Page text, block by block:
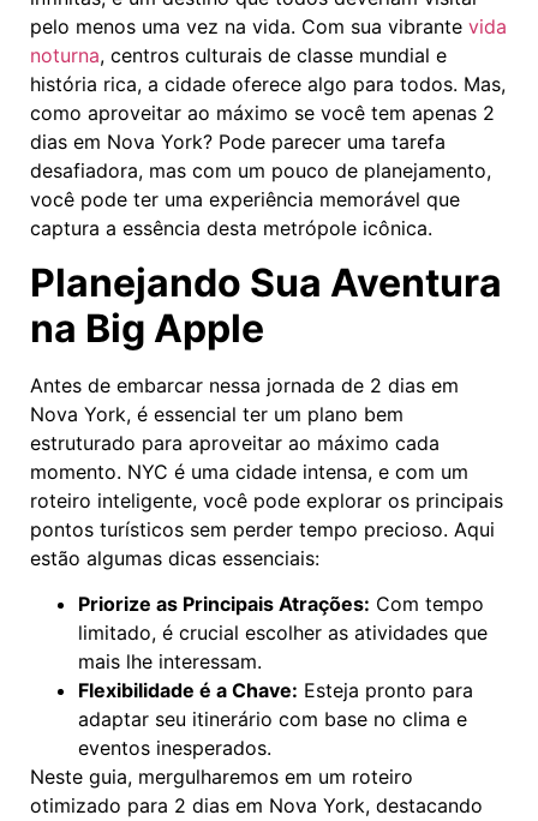
pelo menos uma vez na vida. Com sua vibrante vida
noturna, centros culturais de classe mundial e
história rica, a cidade oferece algo para todos. Mas,
como aproveitar ao máximo se você tem apenas 2
dias em Nova York? Pode parecer uma tarefa
desafiadora, mas com um pouco de planejamento,
você pode ter uma experiência memorável que
captura a essência desta metrópole icônica.
Planejando Sua Aventura
na Big Apple
Antes de embarcar nessa jornada de 2 dias em
Nova York, é essencial ter um plano bem
estruturado para aproveitar ao máximo cada
momento. NYC é uma cidade intensa, e com um
roteiro inteligente, você pode explorar os principais
pontos turísticos sem perder tempo precioso. Aqui
estão algumas dicas essenciais:
Priorize as Principais Atrações: Com tempo
limitado, é crucial escolher as atividades que
mais lhe interessam.
Flexibilidade é a Chave: Esteja pronto para
adaptar seu itinerário com base no clima e
eventos inesperados.
Neste guia, mergulharemos em um roteiro
otimizado para 2 dias em Nova York, destacando